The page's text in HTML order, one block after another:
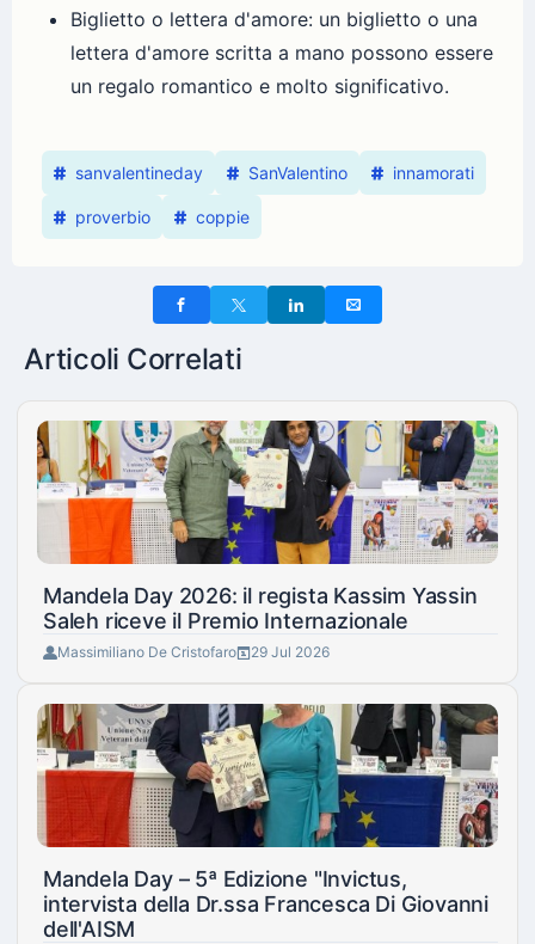
Biglietto o lettera d'amore: un biglietto o una
lettera d'amore scritta a mano possono essere
un regalo romantico e molto significativo.
sanvalentineday SanValentino innamorati
proverbio coppie
Articoli Correlati
Mandela Day 2026: il regista Kassim Yassin
Saleh riceve il Premio Internazionale
Massimiliano De Cristofaro 29 Jul 2026
Mandela Day – 5ª Edizione "Invictus,
intervista della Dr.ssa Francesca Di Giovanni
dell'AISM